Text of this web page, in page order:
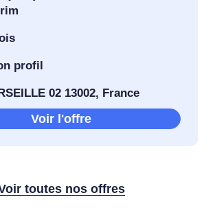
profil
02 13002, France
Voir l'offre
toutes nos offres